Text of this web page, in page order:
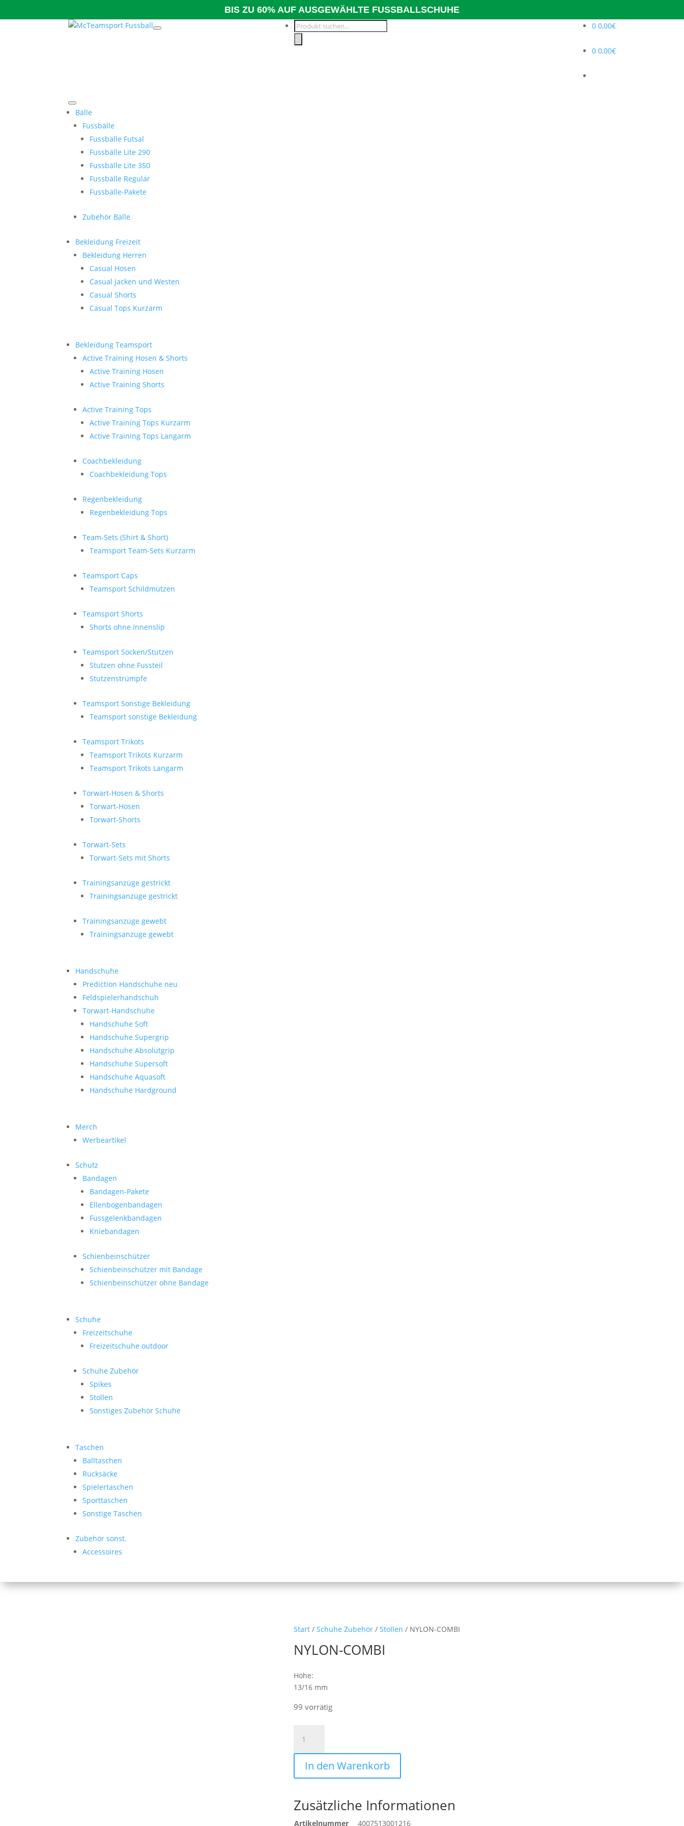
BIS ZU 60% AUF AUSGEWÄHLTE FUSSBALLSCHUHE
Products
0 0,00€
0 0,00€
Bälle
Fussbälle
Fussbälle Futsal
Fussbälle Lite 290
Fussbälle Lite 350
Fussbälle Regular
Fussbälle-Pakete
Zubehör Bälle
Bekleidung Freizeit
Bekleidung Herren
Casual Hosen
Casual Jacken und Westen
Casual Shorts
Casual Tops Kurzarm
Bekleidung Teamsport
Active Training Hosen & Shorts
Active Training Hosen
Active Training Shorts
Active Training Tops
Active Training Tops Kurzarm
Active Training Tops Langarm
Coachbekleidung
Coachbekleidung Tops
Regenbekleidung
Regenbekleidung Tops
Team-Sets (Shirt & Short)
Teamsport Team-Sets Kurzarm
Teamsport Caps
Teamsport Schildmützen
Teamsport Shorts
Shorts ohne Innenslip
Teamsport Socken/Stutzen
Stutzen ohne Fussteil
Stutzenstrümpfe
Teamsport Sonstige Bekleidung
Teamsport sonstige Bekleidung
Teamsport Trikots
Teamsport Trikots Kurzarm
Teamsport Trikots Langarm
Torwart-Hosen & Shorts
Torwart-Hosen
Torwart-Shorts
Torwart-Sets
Torwart-Sets mit Shorts
Trainingsanzüge gestrickt
Trainingsanzüge gestrickt
Trainingsanzüge gewebt
Trainingsanzüge gewebt
Handschuhe
Prediction Handschuhe neu
Feldspielerhandschuh
Torwart-Handschuhe
Handschuhe Soft
Handschuhe Supergrip
Handschuhe Absolutgrip
Handschuhe Supersoft
Handschuhe Aquasoft
Handschuhe Hardground
Merch
Werbeartikel
Schutz
Bandagen
Bandagen-Pakete
Ellenbogenbandagen
Fussgelenkbandagen
Kniebandagen
Schienbeinschützer
Schienbeinschützer mit Bandage
Schienbeinschützer ohne Bandage
Schuhe
Freizeitschuhe
Freizeitschuhe outdoor
Schuhe Zubehör
Spikes
Stollen
Sonstiges Zubehör Schuhe
Taschen
Balltaschen
Rucksäcke
Spielertaschen
Sporttaschen
Sonstige Taschen
Zubehör sonst.
Accessoires
Start /Schuhe Zubehör /Stollen / NYLON-COMBI
NYLON-COMBI
Höhe:
13/16 mm
99 vorrätig
COMBI
Menge
In den Warenkorb
Zusätzliche Informationen
Artikelnummer 4007513001216